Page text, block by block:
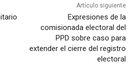
Artículo siguiente
Expresiones de la
comisionada electoral del
PPD sobre caso para
extender el cierre del registro
electoral